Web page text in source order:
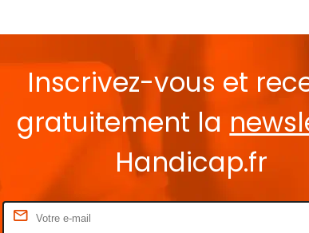
Inscrivez-vous et
gratuitement la
Handicap.fr